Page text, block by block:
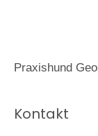
Praxishund
Kontakt